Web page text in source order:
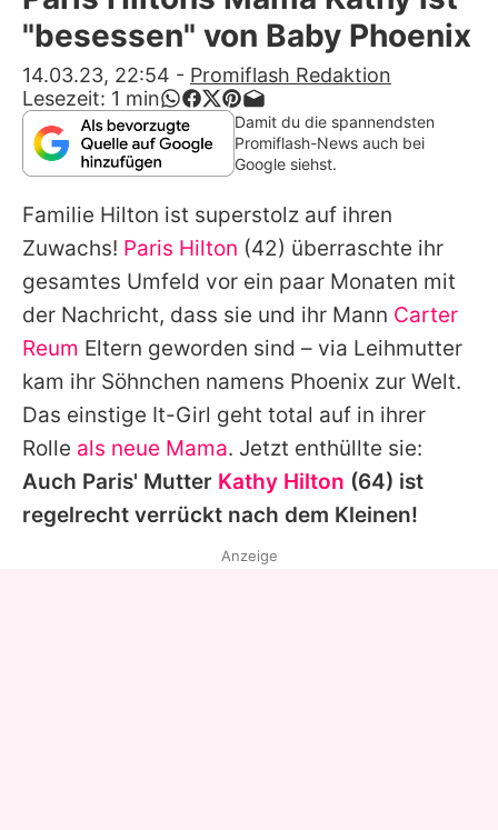
Alle Themen auf Promiflash
App runterladen
Team
Redaktionelle Richtlinien
Impressum
Datenschutzerklärung
Nutzungsbedingungen
Utiq verwalten
"besessen" von Baby Phoenix
14.03.23, 22:54 - Promiflash Redaktion
Lesezeit: 1 min
Damit du die spannendsten
Promiflash-News auch bei
Google siehst.
Familie Hilton ist superstolz auf ihren
Zuwachs! Paris Hilton (42) überraschte ihr
gesamtes Umfeld vor ein paar Monaten mit
der Nachricht, dass sie und ihr Mann Carter
Reum Eltern geworden sind – via Leihmutter
kam ihr Söhnchen namens Phoenix zur Welt.
Das einstige It-Girl geht total auf in ihrer
Rolle als neue Mama. Jetzt enthüllte sie:
Auch Paris' Mutter Kathy Hilton (64) ist
regelrecht verrückt nach dem Kleinen!
Anzeige